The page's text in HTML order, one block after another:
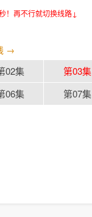
！再不行就切换线路↓
→
02集 第03集
06集 第07集